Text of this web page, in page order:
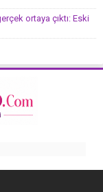
ortaya çıktı: Eski